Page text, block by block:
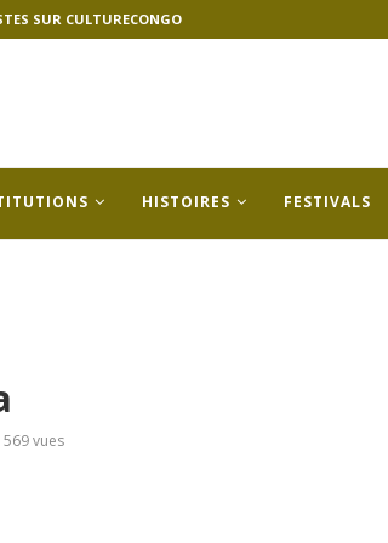
SUR CULTURECONGO
HISTOIRES FESTIVALS
569vues